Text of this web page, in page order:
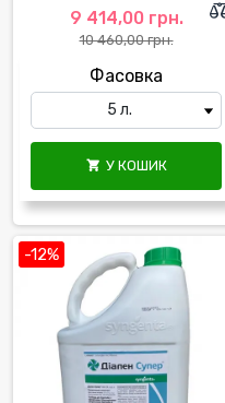
9 414,00 грн.
10 460,00 грн.
Фасовка
 У КОШИК
-12%